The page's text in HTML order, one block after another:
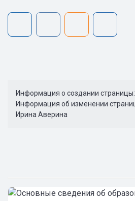
Информация о создании
Информация об изменении
Ирина Аверина